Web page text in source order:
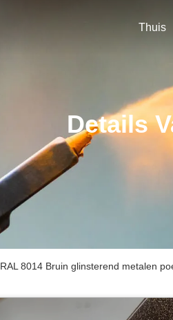
Thuis
Details
RAL 8014 Bruin glinsterend metalen